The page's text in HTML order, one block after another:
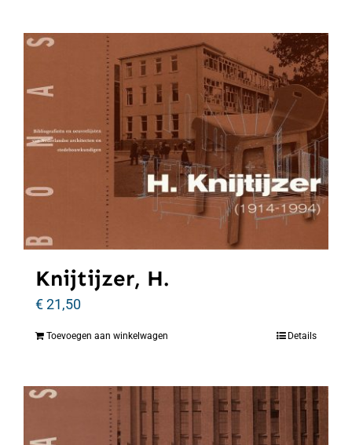
Knijtijzer, H.
€21,50
Toevoegen aan winkelwagen Details